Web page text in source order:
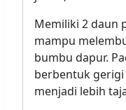
Memiliki 2 daun
mampu
bumbu dapur.
berbentuk
menjadi lebih